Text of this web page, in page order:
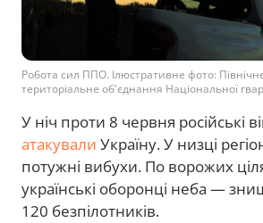
Робота сил ППО. Ілюстративне фото:
територіальне об'єднання Національної
У ніч проти 8 червня російські
атакували Україну. У низці
потужні вибухи. По ворожих
українські оборонці неба —
120 безпілотників.